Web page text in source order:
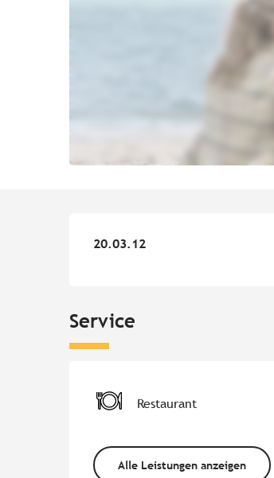
20.03.12
20.03.12
Service
Restaurant
Alle Leistungen anzeigen